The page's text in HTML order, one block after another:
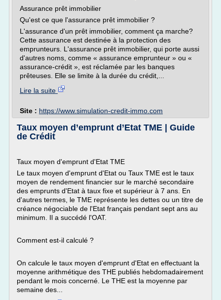
Assurance prêt immobilier
Qu'est ce que l'assurance prêt immobilier ?
L'assurance d'un prêt immobilier, comment ça marche?
Cette assurance est destinée à la protection des
emprunteurs. L'assurance prêt immobilier, qui porte aussi
d'autres noms, comme « assurance emprunteur » ou «
assurance-crédit », est réclamée par les banques
prêteuses. Elle se limite à la durée du crédit,...
Lire la suite
Site : https://www.simulation-credit-immo.com
Taux moyen d’emprunt d’Etat TME | Guide
de Crédit
Taux moyen d'emprunt d'Etat TME
Le taux moyen d'emprunt d'Etat ou Taux TME est le taux
moyen de rendement financier sur le marché secondaire
des emprunts d'Etat à taux fixe et supérieur à 7 ans. En
d'autres termes, le TME représente les dettes ou un titre de
créance négociable de l'Etat français pendant sept ans au
minimum. Il a succédé l'OAT.
Comment est-il calculé ?
On calcule le taux moyen d'emprunt d'Etat en effectuant la
moyenne arithmétique des THE publiés hebdomadairement
pendant le mois concerné. Le THE est la moyenne par
semaine des...